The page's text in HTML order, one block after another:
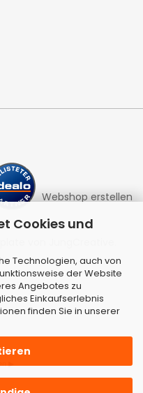
Cookies und
Technologien, auch von
der Website
Angebotes zu
Einkaufserlebnis
finden Sie in unserer
Webshop erstellen
von